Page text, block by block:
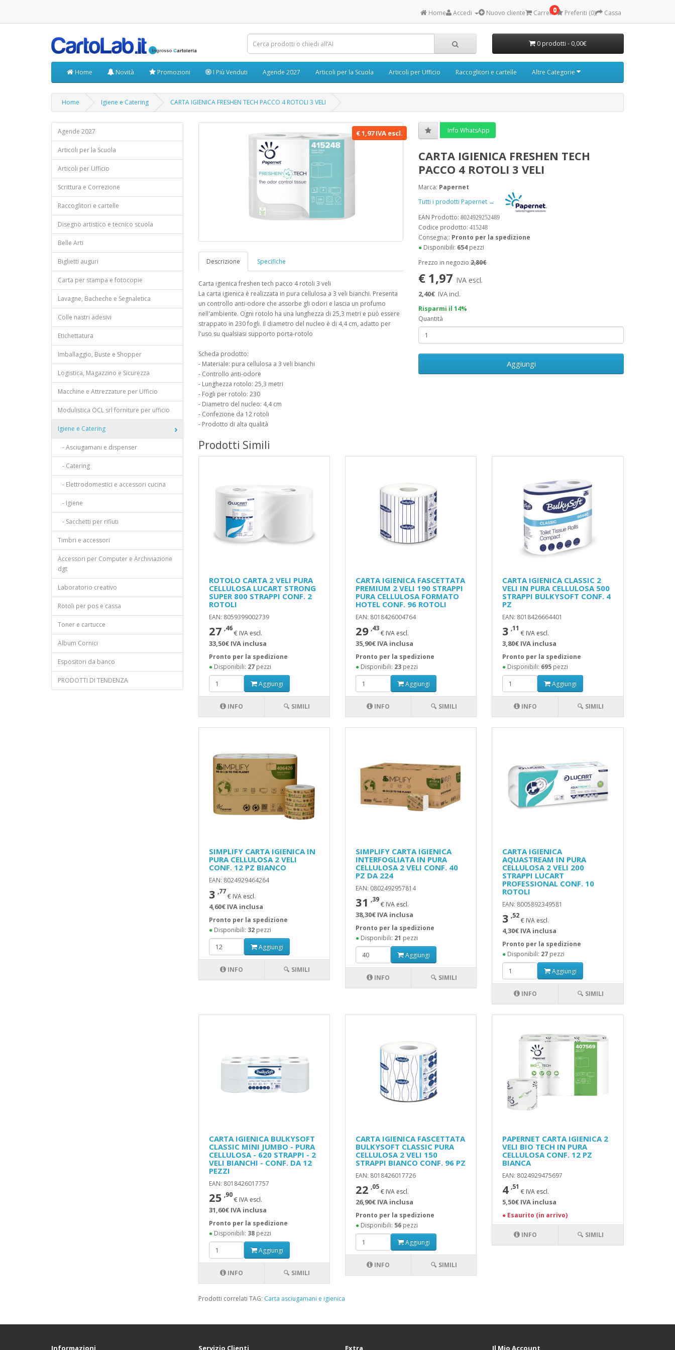
Home Accedi Nuovo cliente 0
Carrello Preferiti (0) Cassa
0 prodotti - 0,00€
Home Novità Promozioni I Più Venduti Agende 2027 Articoli per la Scuola Articoli per Ufficio Raccoglitori e cartelle Altre Categorie
Home Igiene e Catering CARTA IGIENICA FRESHEN TECH PACCO 4 ROTOLI 3 VELI
Agende 2027
Articoli per la Scuola
Articoli per Ufficio
Scrittura e Correzione
Raccoglitori e cartelle
Disegno artistico e tecnico scuola
Belle Arti
Biglietti auguri
Carta per stampa e fotocopie
Lavagne, Bacheche e Segnaletica
Colle nastri adesivi
Etichettatura
Imballaggio, Buste e Shopper
Logistica, Magazzino e Sicurezza
Macchine e Attrezzature per Ufficio
Modulistica OCL srl forniture per ufficio
Igiene e Catering
- Asciugamani e dispenser
- Catering
- Elettrodomestici e accessori cucina
- Igiene
- Sacchetti per rifiuti
Timbri e accessori
Accessori per Computer e Archiviazione
dgt
Laboratorio creativo
Rotoli per pos e cassa
Toner e cartucce
Album Cornici
Espositori da banco
PRODOTTI DI TENDENZA
€ 1,97 IVA escl.
Descrizione Specifiche
Carta igienica freshen tech pacco 4 rotoli 3 veli
La carta igienica è realizzata in pura cellulosa a 3 veli bianchi. Presenta
un controllo anti-odore che assorbe gli odori e lascia un profumo
nell'ambiente. Ogni rotolo ha una lunghezza di 25,3 metri e può essere
strappato in 230 fogli. Il diametro del nucleo è di 4,4 cm, adatto per
l'uso su qualsiasi supporto porta-rotolo
Scheda prodotto:
- Materiale: pura cellulosa a 3 veli bianchi
- Controllo anti-odore
- Lunghezza rotolo: 25,3 metri
- Fogli per rotolo: 230
- Diametro del nucleo: 4,4 cm
- Confezione da 12 rotoli
- Prodotto di alta qualità
Info WhatsApp
CARTA IGIENICA FRESHEN TECH
PACCO 4 ROTOLI 3 VELI
Marca: Papernet
Tutti i prodotti Papernet →
EAN Prodotto:8024929252489
Codice prodotto:415248
Consegna;: Pronto per la spedizione
● Disponibili: 654 pezzi
Prezzo in negozio2,80€
€ 1,97 IVA escl.
2,40€ IVA incl.
Risparmi il 14%
Quantità
Aggiungi
Prodotti Simili
ROTOLO CARTA 2 VELI PURA
CELLULOSA LUCART STRONG
SUPER 800 STRAPPI CONF. 2
ROTOLI
EAN: 8059399002739
27 ,46
€ IVA escl.
33,50€ IVA inclusa
Pronto per la spedizione
●Disponibili: 27pezzi
Aggiungi
INFO 🔍 SIMILI
CARTA IGIENICA FASCETTATA
PREMIUM 2 VELI 190 STRAPPI
PURA CELLULOSA FORMATO
HOTEL CONF. 96 ROTOLI
EAN: 8018426004764
29 ,43
€ IVA escl.
35,90€ IVA inclusa
Pronto per la spedizione
●Disponibili: 23pezzi
Aggiungi
INFO 🔍 SIMILI
CARTA IGIENICA CLASSIC 2
VELI IN PURA CELLULOSA 500
STRAPPI BULKYSOFT CONF. 4
PZ
EAN: 8018426664401
3 ,11
€ IVA escl.
3,80€ IVA inclusa
Pronto per la spedizione
● Disponibili: 695 pezzi
Aggiungi
INFO 🔍 SIMILI
SIMPLIFY CARTA IGIENICA IN
PURA CELLULOSA 2 VELI
CONF. 12 PZ BIANCO
EAN: 8024929464264
3 ,77
€ IVA escl.
4,60€ IVA inclusa
Pronto per la spedizione
●Disponibili: 32pezzi
Aggiungi
INFO 🔍 SIMILI
SIMPLIFY CARTA IGIENICA
INTERFOGLIATA IN PURA
CELLULOSA 2 VELI CONF. 40
PZ DA 224
EAN: 0802492957814
31 ,39
€ IVA escl.
38,30€ IVA inclusa
Pronto per la spedizione
●Disponibili: 21 pezzi
Aggiungi
INFO 🔍 SIMILI
CARTA IGIENICA
AQUASTREAM IN PURA
CELLULOSA 2 VELI 200
STRAPPI LUCART
PROFESSIONAL CONF. 10
ROTOLI
EAN: 8005892349581
3 ,52
€ IVA escl.
4,30€ IVA inclusa
Pronto per la spedizione
● Disponibili: 27 pezzi
Aggiungi
INFO 🔍 SIMILI
CARTA IGIENICA BULKYSOFT
CLASSIC MINI JUMBO - PURA
CELLULOSA - 620 STRAPPI - 2
VELI BIANCHI - CONF. DA 12
PEZZI
EAN: 8018426017757
25 ,90
€ IVA escl.
31,60€ IVA inclusa
Pronto per la spedizione
●Disponibili: 38pezzi
Aggiungi
INFO 🔍 SIMILI
CARTA IGIENICA FASCETTATA
BULKYSOFT CLASSIC PURA
CELLULOSA 2 VELI 150
STRAPPI BIANCO CONF. 96 PZ
EAN: 8018426017726
22 ,05
€ IVA escl.
26,90€ IVA inclusa
Pronto per la spedizione
●Disponibili: 56pezzi
Aggiungi
INFO 🔍 SIMILI
PAPERNET CARTA IGIENICA 2
VELI BIO TECH IN PURA
CELLULOSA CONF. 12 PZ
BIANCA
EAN: 8024929475697
4 ,51
€ IVA escl.
5,50€ IVA inclusa
● Esaurito (in arrivo)
INFO 🔍 SIMILI
Prodotti correlati TAG: Carta asciugamani e igienica
Informazioni Servizio Clienti Extra Il Mio Account